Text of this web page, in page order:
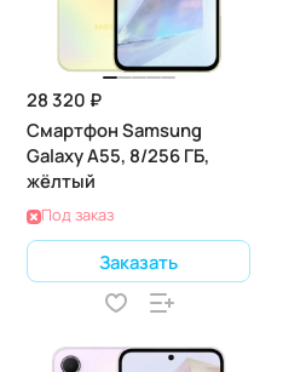
28 320 ₽
Смартфон Samsung
Galaxy A55, 8/256 ГБ,
жёлтый
Под заказ
Заказать